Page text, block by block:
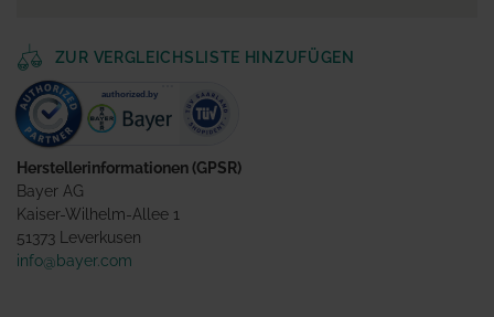
ZUR VERGLEICHSLISTE HINZUFÜGEN
Herstellerinformationen (GPSR)
Bayer AG
Kaiser-Wilhelm-Allee 1
51373 Leverkusen
info@bayer.com